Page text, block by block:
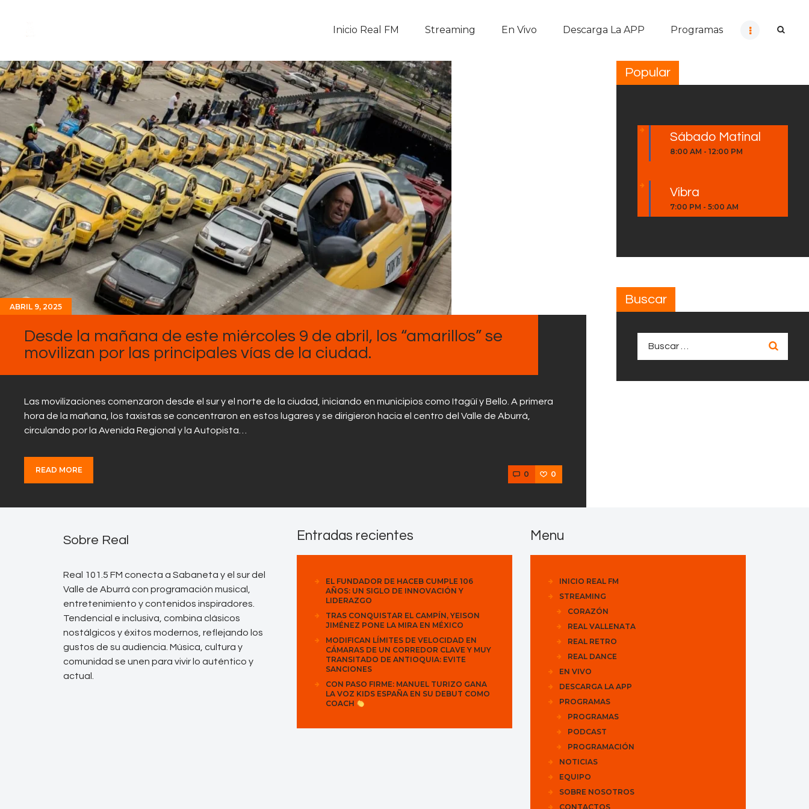
Inicio Real FM Streaming En Vivo Descarga La APP Programas
En Vivo
Descarga La APP
Programas
Noticias
Equipo
Sobre Nosotros
Contactos
ABRIL 9, 2025
Desde la mañana de este miércoles 9 de abril, los “amarillos” se
movilizan por las principales vías de la ciudad.
Las movilizaciones comenzaron desde el sur y el norte de la ciudad, iniciando en municipios como Itagüí y Bello. A primera
hora de la mañana, los taxistas se concentraron en estos lugares y se dirigieron hacia el centro del Valle de Aburrá,
circulando por la Avenida Regional y la Autopista…
READ MORE 0 0
Popular
Sábado Matinal
8:00 AM -12:00 PM
Vibra
7:00 PM -5:00 AM
Buscar
Sobre Real
Real 101.5 FM conecta a Sabaneta y el sur del
Valle de Aburrá con programación musical,
entretenimiento y contenidos inspiradores.
Tendencial e inclusiva, combina clásicos
nostálgicos y éxitos modernos, reflejando los
gustos de su audiencia. Música, cultura y
comunidad se unen para vivir lo auténtico y
actual.
Entradas recientes
EL FUNDADOR DE HACEB CUMPLE 106
AÑOS: UN SIGLO DE INNOVACIÓN Y
LIDERAZGO
TRAS CONQUISTAR EL CAMPÍN, YEISON
JIMÉNEZ PONE LA MIRA EN MÉXICO
MODIFICAN LÍMITES DE VELOCIDAD EN
CÁMARAS DE UN CORREDOR CLAVE Y MUY
TRANSITADO DE ANTIOQUIA: EVITE
SANCIONES
CON PASO FIRME: MANUEL TURIZO GANA
LA VOZ KIDS ESPAÑA EN SU DEBUT COMO
COACH
Menu
INICIO REAL FM
STREAMING
CORAZÓN
REAL VALLENATA
REAL RETRO
REAL DANCE
EN VIVO
DESCARGA LA APP
PROGRAMAS
PROGRAMAS
PODCAST
PROGRAMACIÓN
NOTICIAS
EQUIPO
SOBRE NOSOTROS
CONTACTOS